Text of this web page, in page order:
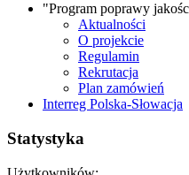
"Program poprawy
Aktualności
O projekcie
Regulamin
Rekrutacja
Plan zamówień
Interreg Polska-Słowacja
Statystyka